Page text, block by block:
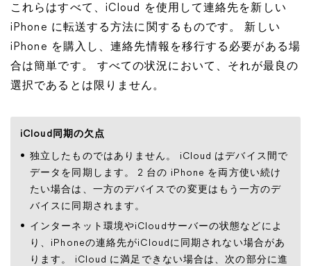
これらはすべて、iCloud を使用して連絡先を新しい
iPhone に転送する方法に関するものです。 新しい
iPhone を購入し、連絡先情報を移行する必要がある場
合は簡単です。 すべての状況において、それが最良の
選択であるとは限りません。
iCloud同期の欠点
独立したものではありません。 iCloud はデバイス間で
データを同期します。 2 台の iPhone を両方使い続け
たい場合は、一方のデバイスでの変更はもう一方のデ
バイスに同期されます。
インターネット環境やiCloudサーバーの状態などによ
り、iPhoneの連絡先がiCloudに同期されない場合があ
ります。 iCloud に満足できない場合は、次の部分に進